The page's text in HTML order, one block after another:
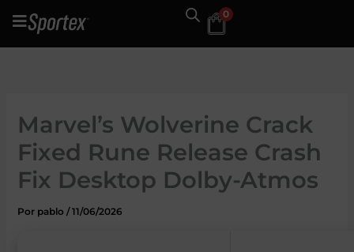
contenido
0
Marvel’s Wolverine Crack
Fixed Rune Release Crash
Fix Desktop Dolby-Atmos
Por pablo/11/06/2026